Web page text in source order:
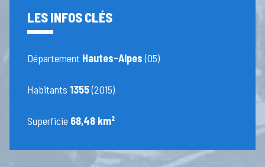
LES INFOS CLÉS
Département Hautes-Alpes(05)
Habitants 1355(2015)
Superficie 68,48 km²